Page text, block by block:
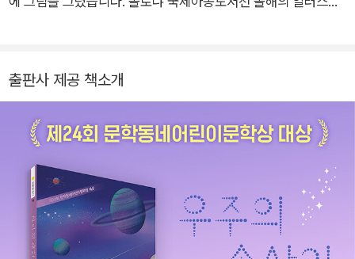
독서 축제 일러스트 대상을 수상했습니다.
출판사 제공 책소개